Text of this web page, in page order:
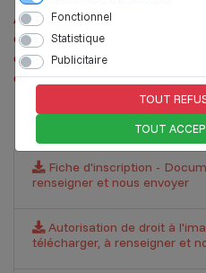
Fonctionnel
Statistique
Publicitaire
TOUT
TOUT
Attention, l'inscription n'est
qu'à réception de
exclusive pour qu'il te
confirmation d'inscription.
Fiche d'inscription -
renseigner et nous envoyer
Autorisation de droit à
télécharger, à renseigner et